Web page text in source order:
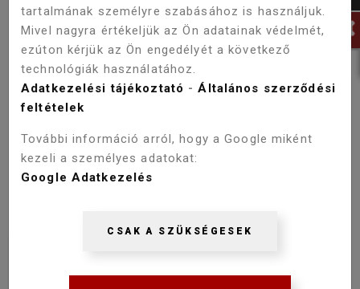
tartalmának személyre szabásához is használjuk.
Mivel nagyra értékeljük az Ön adatainak védelmét,
ezúton kérjük az Ön engedélyét a következő
technológiák használatához.
Adatkezelési tájékoztató -Általános szerződési
feltételek
További információ arról, hogy a Google miként
kezeli a személyes adatokat:
Google Adatkezelés
CSAK A SZÜKSÉGESEK